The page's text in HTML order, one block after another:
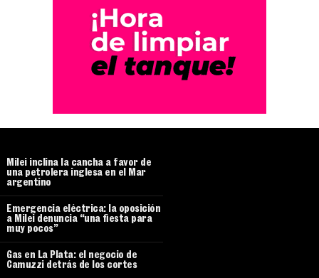
Milei inclina la cancha a favor de
una petrolera inglesa en el Mar
argentino
Emergencia eléctrica: la oposición
a Milei denuncia “una fiesta para
muy pocos”
Gas en La Plata: el negocio de
Camuzzi detrás de los cortes